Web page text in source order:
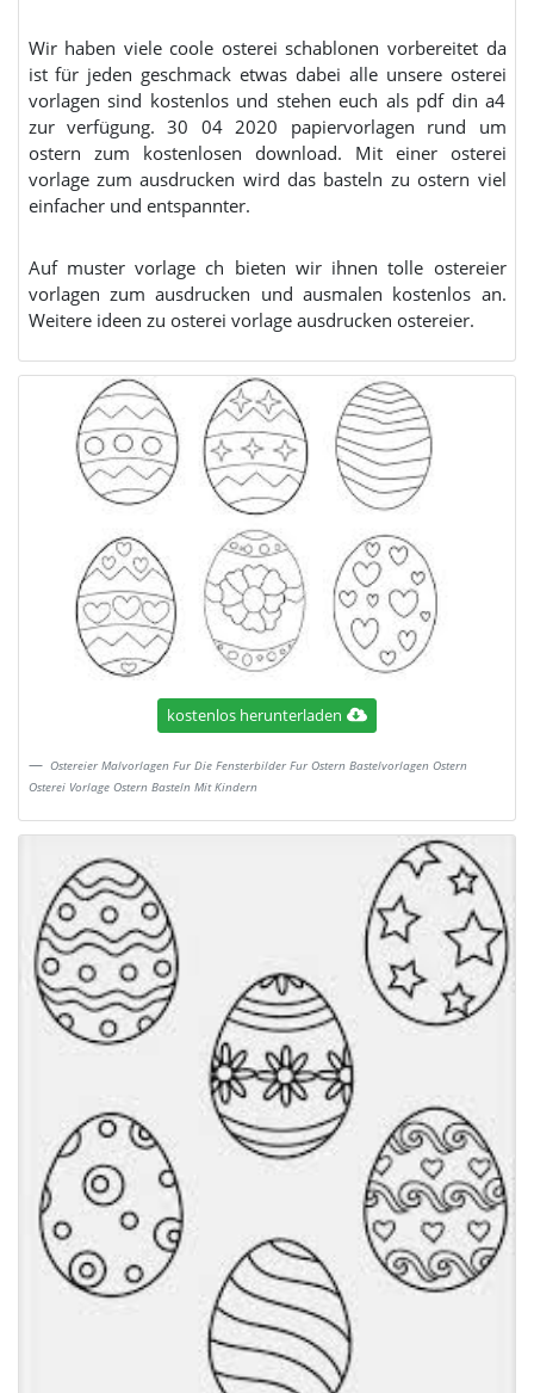
Wir haben viele coole osterei schablonen vorbereitet da
ist für jeden geschmack etwas dabei alle unsere osterei
vorlagen sind kostenlos und stehen euch als pdf din a4
zur verfügung. 30 04 2020 papiervorlagen rund um
ostern zum kostenlosen download. Mit einer osterei
vorlage zum ausdrucken wird das basteln zu ostern viel
einfacher und entspannter.
Auf muster vorlage ch bieten wir ihnen tolle ostereier
vorlagen zum ausdrucken und ausmalen kostenlos an.
Weitere ideen zu osterei vorlage ausdrucken ostereier.
kostenlos herunterladen
Ostereier Malvorlagen Fur Die Fensterbilder Fur Ostern Bastelvorlagen Ostern
Osterei Vorlage Ostern Basteln Mit Kindern